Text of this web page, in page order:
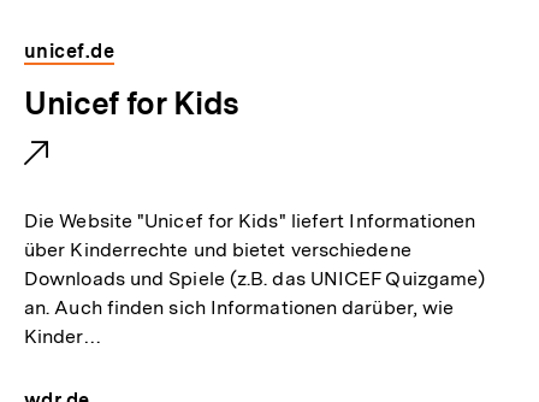
i
n
k
:
unicef.de
E
x
t
e
r
n
e
Unicef for Kids
Die Website "Unicef for Kids" liefert Informationen
über Kinderrechte und bietet verschiedene
Downloads und Spiele (z.B. das UNICEF Quizgame)
an. Auch finden sich Informationen darüber, wie
Kinder…